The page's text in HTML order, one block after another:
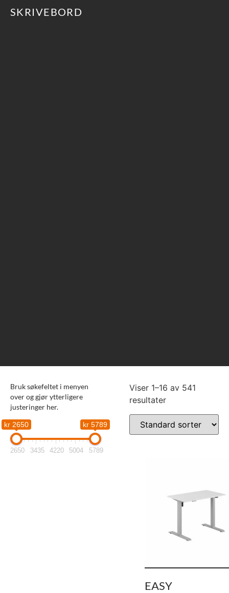
SKRIVEBORD
Bruk søkefeltet i menyen
over og gjør ytterligere
justeringer her.
kr 2650 kr 5789
2650 3435 4220 5004 5789
Viser 1–16 av 541
resultater
EASY